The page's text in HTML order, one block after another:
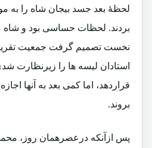
لحظۀ بعد جسد بیجان شاه را به
بردند. لحظات حساسی بود و شاه
استادان لیسه ها را زیرنظارت
قراردهد، اما کمی بعد به آنها
بروند.
پس ازآنکه درعصرهمان روز،